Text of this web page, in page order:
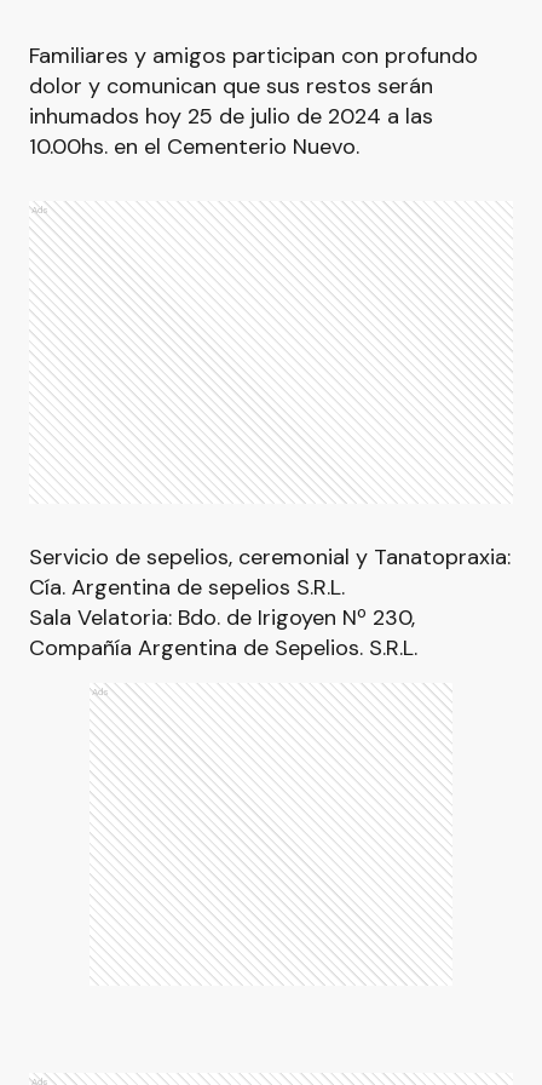
Familiares y amigos participan con profundo
dolor y comunican que sus restos serán
inhumados hoy 25 de julio de 2024 a las
10.00hs. en el Cementerio Nuevo.
Ads
Servicio de sepelios, ceremonial y Tanatopraxia:
Cía. Argentina de sepelios S.R.L.
Sala Velatoria: Bdo. de Irigoyen Nº 230,
Compañía Argentina de Sepelios. S.R.L.
Ads
Ads